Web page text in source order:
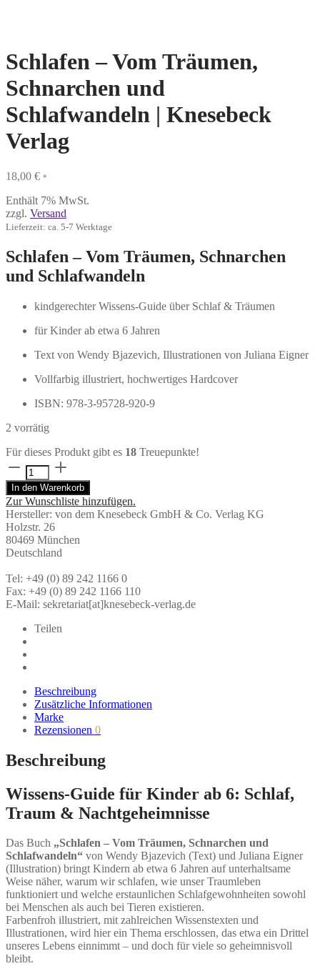
Schlafen – Vom Träumen,
Schnarchen und
Schlafwandeln | Knesebeck
Verlag
18,00 € *
Enthält 7% MwSt.
zzgl. Versand
Lieferzeit: ca. 5-7 Werktage
Schlafen – Vom Träumen, Schnarchen
und Schlafwandeln
kindgerechter Wissens-Guide über Schlaf & Träumen
für Kinder ab etwa 6 Jahren
Text von Wendy Bjazevich, Illustrationen von Juliana Eigner
Vollfarbig illustriert, hochwertiges Hardcover
ISBN: 978-3-95728-920-9
2 vorrätig
Für dieses Produkt gibt es 18 Treuepunkte!
Schlafen
–
Vom
Träumen,
Schnarchen
und
Schlafwandeln
|
Verlag
Menge
In den Warenkorb
Zur Wunschliste hinzufügen.
Hersteller: von dem Knesebeck GmbH & Co. Verlag KG
Holzstr. 26
80469 München
Deutschland
Tel: +49 (0) 89 242 1166 0
Fax: +49 (0) 89 242 1166 110
E-Mail: sekretariat[at]knesebeck-verlag.de
Teilen
Beschreibung
Zusätzliche Informationen
Marke
Rezensionen 0
Beschreibung
Wissens-Guide für Kinder ab 6: Schlaf,
Traum & Nachtgeheimnisse
Das Buch „Schlafen – Vom Träumen, Schnarchen und
Schlafwandeln“ von Wendy Bjazevich (Text) und Juliana Eigner
(Illustration) bringt Kindern ab etwa 6 Jahren auf unterhaltsame
Weise näher, warum wir schlafen, wie unser Traumleben
funktioniert und welche erstaunlichen Schlafgewohnheiten sowohl
bei Menschen als auch bei Tieren existieren.
Farbenfroh illustriert, mit zahlreichen Wissenstexten und
Illustrationen, wird hier ein Thema erschlossen, das etwa ein Drittel
unseres Lebens einnimmt – und doch für viele so geheimnisvoll
bleibt.